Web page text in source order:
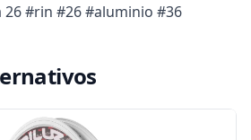
#rin #26 #aluminio #36